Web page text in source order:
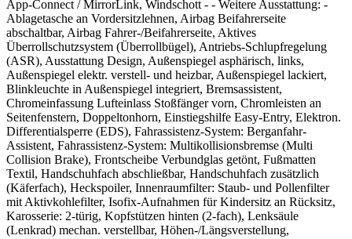
App-Connect / MirrorLink, Windschott - - Weitere Ausstattung: -
Ablagetasche an Vordersitzlehnen, Airbag Beifahrerseite
abschaltbar, Airbag Fahrer-/Beifahrerseite, Aktives
Überrollschutzsystem (Überrollbügel), Antriebs-Schlupfregelung
(ASR), Ausstattung Design, Außenspiegel asphärisch, links,
Außenspiegel elektr. verstell- und heizbar, Außenspiegel lackiert,
Blinkleuchte in Außenspiegel integriert, Bremsassistent,
Chromeinfassung Lufteinlass Stoßfänger vorn, Chromleisten an
Seitenfenstern, Doppeltonhorn, Einstiegshilfe Easy-Entry, Elektron.
Differentialsperre (EDS), Fahrassistenz-System: Berganfahr-
Assistent, Fahrassistenz-System: Multikollisionsbremse (Multi
Collision Brake), Frontscheibe Verbundglas getönt, Fußmatten
Textil, Handschuhfach abschließbar, Handschuhfach zusätzlich
(Käferfach), Heckspoiler, Innenraumfilter: Staub- und Pollenfilter
mit Aktivkohlefilter, Isofix-Aufnahmen für Kindersitz an Rücksitz,
Karosserie: 2-türig, Kopfstützen hinten (2-fach), Lenksäule
(Lenkrad) mechan. verstellbar, Höhen-/Längsverstellung,